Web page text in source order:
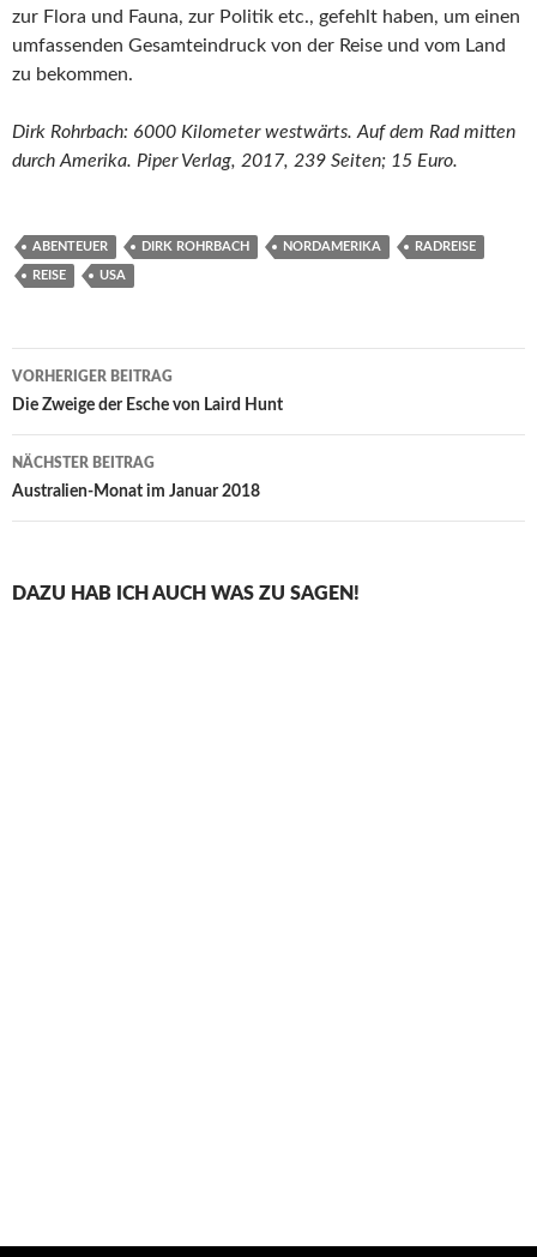
zur Flora und Fauna, zur Politik etc., gefehlt haben, um einen
umfassenden Gesamteindruck von der Reise und vom Land
zu bekommen.
Dirk Rohrbach: 6000 Kilometer westwärts. Auf dem Rad mitten
durch Amerika. Piper Verlag, 2017, 239 Seiten; 15 Euro.
ABENTEUER DIRK ROHRBACH NORDAMERIKA RADREISE
REISE USA
Beitragsnavigation
VORHERIGER BEITRAG
Die Zweige der Esche von Laird Hunt
NÄCHSTER BEITRAG
Australien-Monat im Januar 2018
DAZU HAB ICH AUCH WAS ZU SAGEN!